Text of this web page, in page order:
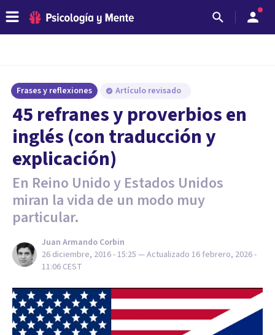
Frases y reflexiones Artículo revisado
45 refranes y proverbios en
inglés (con traducción y
explicación)
En Reino Unido y Estados Unidos
miran la vida de un modo muy
particular.
Juan Armando Corbin
26 diciembre, 2016 - 15:25 — Actualizado 16 febrero, 2026 -
11:06 CEST